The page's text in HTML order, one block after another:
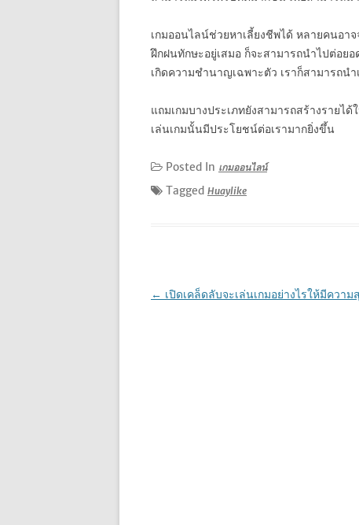
เกมออนไลน์ช่วยหาเลี้ยงชีพได้ หลายคนอา
ฝึกฝนทักษะอยู่เสมอ ก็จะสามารถนำไปต่อย
เกิดความชำนาญเฉพาะตัว เราก็สามารถน
แถมเกมบางประเภทยังสามารถสร้างรายไ
เล่นเกมนั้นมีประโยชน์ต่อเรามากยิ่งขึ้น
Posted In เกมออนไลน์
Tagged Huaylike
เมนู
← เปิดเคล็ดลับจะเล่นเกมอย่างไรให้มีความ